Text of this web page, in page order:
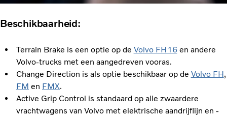
Beschikbaarheid:
Terrain Brake is een optie op de Volvo FH16en andere
Volvo-trucks met een aangedreven vooras.
Change Direction is als optie beschikbaar op de Volvo FH,
FM en FMX.
Active Grip Control is standaard op alle zwaardere
vrachtwagens van Volvo met elektrische aandrijflijn en -